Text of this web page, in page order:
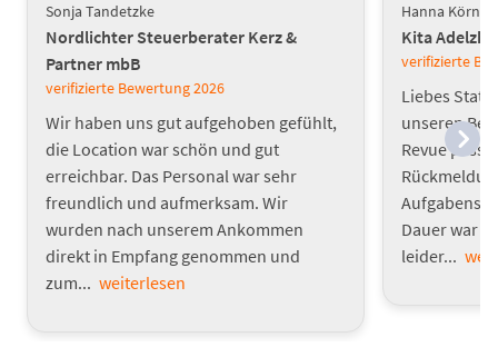
Sonja Tandetzke
Nordlichter Steuerberater Kerz &
Partner mbB
verifizierte Bewertung2026
Wir haben uns gut aufgehoben gefühlt,
die Location war schön und gut
erreichbar. Das Personal war sehr
freundlich und aufmerksam. Wir
wurden nach unserem Ankommen
direkt in Empfang genommen und
zum... weiterlesen
Hanna Körner
Kita
verifizierte
Liebes
unseren
Revue
Dauer war
leider...